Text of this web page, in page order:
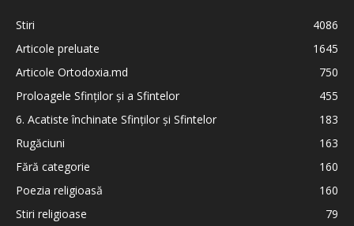
Stiri
4086
Articole preluate
1645
Articole Ortodoxia.md
750
Proloagele Sfinților și a Sfintelor
455
6. Acatiste închinate Sfinților și Sfintelor
183
Rugăciuni
163
Fără categorie
160
Poezia religioasă
160
Stiri religioase
79